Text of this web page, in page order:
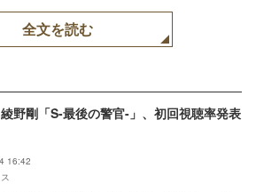
全文を読む
野剛「S-最後の警官-」、初回視聴率発表
16:42